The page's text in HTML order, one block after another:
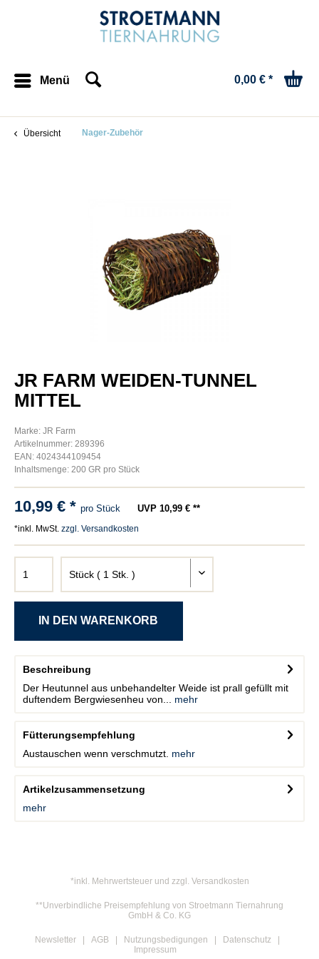
Menü 0,00 € *
Übersicht Nager-Zubehör
JR FARM WEIDEN-TUNNEL
MITTEL
Marke: JR Farm
Artikelnummer: 289396
EAN: 4024344109454
Inhaltsmenge: 200 GR pro Stück
10,99 € * pro Stück UVP 10,99 € **
*inkl. MwSt. zzgl. Versandkosten
Beschreibung
Der Heutunnel aus unbehandelter Weide ist prall gefüllt mit
duftendem Bergwiesenheu von...
mehr
Fütterungsempfehlung
Austauschen wenn verschmutzt. mehr
Artikelzusammensetzung
mehr
*inkl. Mehrwertsteuer und zzgl. Versandkosten
**Unverbindliche Preisempfehlung von Stroetmann Tiernahrung
GmbH & Co. KG
Newsletter AGB Nutzungsbedigungen
Datenschutz
Impressum